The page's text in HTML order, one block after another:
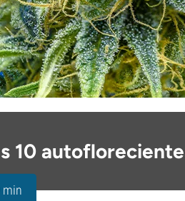
10
min